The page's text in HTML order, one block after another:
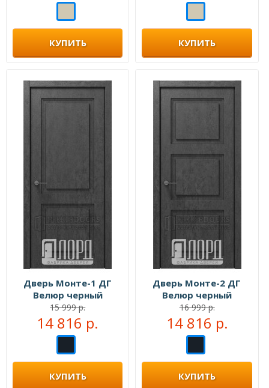
КУПИТЬ КУПИТЬ
Дверь Монте-1 ДГ
Велюр черный
15 999 р.
14 816 р.
КУПИТЬ
Дверь Монте-2 ДГ
Велюр черный
16 999 р.
14 816 р.
КУПИТЬ